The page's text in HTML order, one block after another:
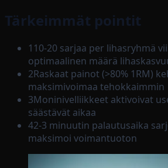
Tärkeimmät pointit
1 10-20 sarjaa per lihasryhmä
optimaalinen määrä
2Raskaat painot (>80% 1RM)
maksimivoimaa tehokkaimmin
3Moninivelliikkeet aktivoivat
säästävät aikaa
42-3 minuutin palautusaika
maksimoi voimantuoton